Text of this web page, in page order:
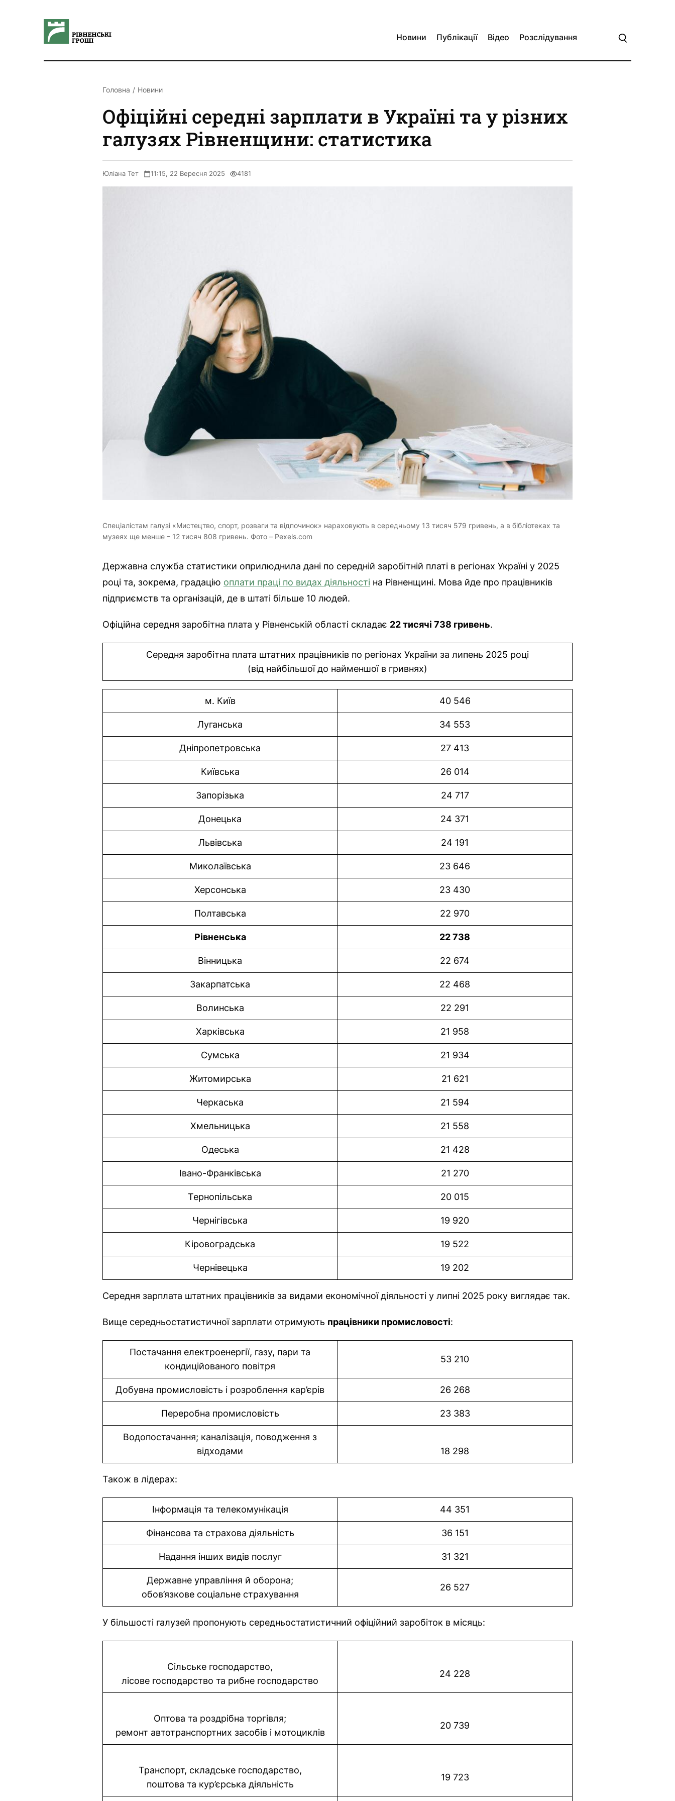
Новини Публікації Відео Розслідування
Головна Новини
Офіційні середні зарплати в Україні та у різних
галузях Рівненщини: статистика
Юліана Тет 11:15, 22 Вересня 2025 4181
Спеціалістам галузі «Мистецтво, спорт, розваги та відпочинок» нараховують в середньому 13 тисяч 579 гривень, а в бібліотеках та
музеях ще менше – 12 тисяч 808 гривень. Фото – Pexels.com
Державна служба статистики оприлюднила дані по середній заробітній платі в регіонах Україні у 2025
році та, зокрема, градацію оплати праці по видах діяльності на Рівненщині. Мова йде про працівників
підприємств та організацій, де в штаті більше 10 людей.
Офіційна середня заробітна плата у Рівненській області складає 22 тисячі 738 гривень.
Середня заробітна плата штатних працівників по регіонах України за липень 2025 році
(від найбільшої до найменшої в гривнях)
м. Київ 40 546
Луганська 34 553
Дніпропетровська 27 413
Київська 26 014
Запорізька 24 717
Донецька 24 371
Львівська 24 191
Миколаївська 23 646
Херсонська 23 430
Полтавська 22 970
Рівненська 22 738
Вінницька 22 674
Закарпатська 22 468
Волинська 22 291
Харківська 21 958
Сумська 21 934
Житомирська 21 621
Черкаська 21 594
Хмельницька 21 558
Одеська 21 428
Івано-Франківська 21 270
Тернопільська 20 015
Чернігівська 19 920
Кіровоградська 19 522
Чернівецька 19 202
Середня зарплата штатних працівників за видами економічної діяльності у липні 2025 року виглядає так.
Вище середньостатистичної зарплати отримують працівники промисловості:
Постачання електроенергії, газу, пари та
кондиційованого повітря
53 210
Добувна промисловість і розроблення кар’єрів 26 268
Переробна промисловість 23 383
Водопостачання; каналізація, поводження з
відходами
18 298
Також в лідерах:
Інформація та телекомунікація 44 351
Фінансова та страхова діяльність 36 151
Надання інших видів послуг 31 321
Державне управління й оборона;
обов’язкове соціальне страхування
26 527
У більшості галузей пропонують середньостатистичний офіційний заробіток в місяць:
Сільське господарство,
лісове господарство та рибне господарство
24 228
Оптова та роздрібна торгівля;
ремонт автотранспортних засобів і мотоциклів
20 739
Транспорт, складське господарство,
поштова та кур’єрська діяльність
19 723